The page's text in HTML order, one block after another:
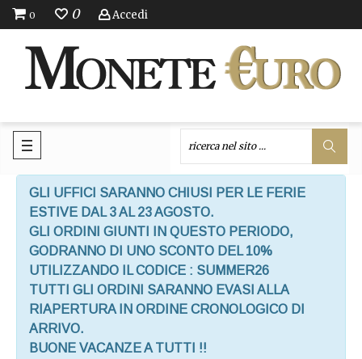
0 0 Accedi
GLI UFFICI SARANNO CHIUSI PER LE FERIE
ESTIVE DAL 3 AL 23 AGOSTO.
GLI ORDINI GIUNTI IN QUESTO PERIODO,
GODRANNO DI UNO SCONTO DEL 10%
UTILIZZANDO IL CODICE : SUMMER26
TUTTI GLI ORDINI SARANNO EVASI ALLA
RIAPERTURA IN ORDINE CRONOLOGICO DI
ARRIVO.
BUONE VACANZE A TUTTI !!